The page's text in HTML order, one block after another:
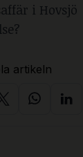
i Hovsjö
artikeln